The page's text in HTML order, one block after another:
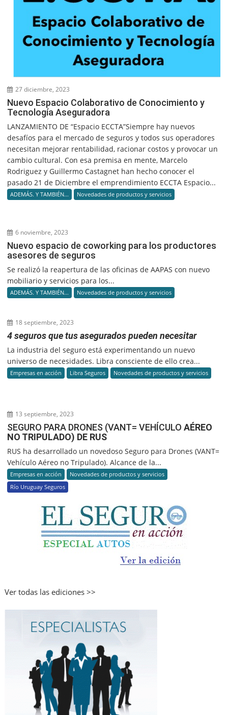
27 diciembre, 2023
Nuevo Espacio Colaborativo de Conocimiento y
Tecnología Aseguradora
LANZAMIENTO DE “Espacio ECCTA”Siempre hay nuevos
desafíos para el mercado de seguros y todos sus operadores
necesitan mejorar rentabilidad, racionar costos y provocar un
cambio cultural. Con esa premisa en mente, Marcelo
Rodriguez y Guillermo Castagnet han hecho conocer el
pasado 21 de Diciembre el emprendimiento ECCTA Espacio...
ADEMÁS. Y TAMBIÉN... Novedades de productos y servicios
6 noviembre, 2023
Nuevo espacio de coworking para los productores
asesores de seguros
Se realizó la reapertura de las oficinas de AAPAS con nuevo
mobiliario y servicios para los...
ADEMÁS. Y TAMBIÉN... Novedades de productos y servicios
18 septiembre, 2023
4 seguros que tus asegurados pueden necesitar
La industria del seguro está experimentando un nuevo
universo de necesidades. Libra consciente de ello crea...
Empresas en acción Libra Seguros Novedades de productos y servicios
13 septiembre, 2023
SEGURO PARA DRONES (VANT= VEHÍCULOAÉREO
NO TRIPULADO) DE RUS
RUS ha desarrollado un novedoso Seguro para Drones (VANT=
Vehículo Aéreo no Tripulado). Alcance de la...
Empresas en acción
Novedades de productos y servicios
Río Uruguay Seguros
Ver todas las ediciones >>